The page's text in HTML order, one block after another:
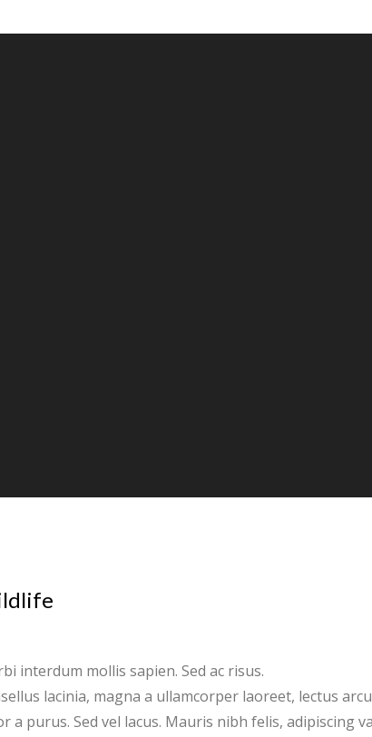
interdum mollis sapien. Sed ac risus.
lacinia, magna a ullamcorper laoreet, lectus
a purus. Sed vel lacus. Mauris nibh felis, adipiscing